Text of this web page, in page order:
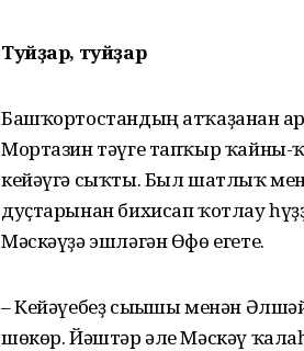
Туйҙар, туйҙар
Башҡортостандың атҡаҙанған
Мортазин тәүге тапҡыр ҡайны-
кейәүгә сыҡты. Был шатлыҡ
дуҫтарынан бихисап ҡотлау
Мәскәүҙә эшләгән Өфө егете.
– Кейәүебеҙ сығышы менән
шөкөр. Йәштәр әле Мәскәү